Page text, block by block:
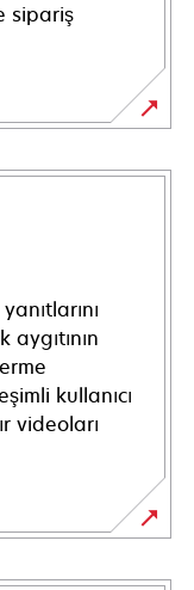
sipariş
kullanıcı
videoları